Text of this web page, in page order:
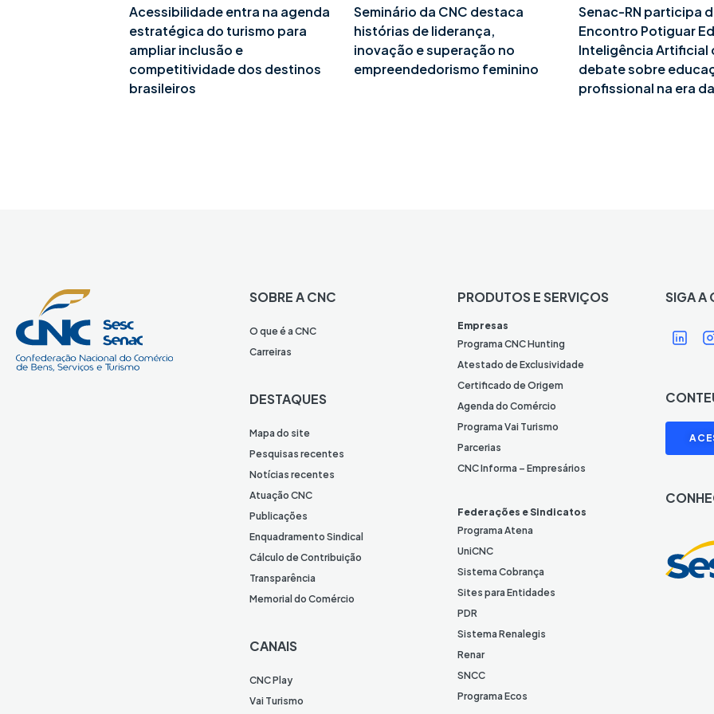
Acessibilidade entra na agenda
estratégica do turismo para
ampliar inclusão e
competitividade dos destinos
brasileiros
Seminário da CNC destaca
histórias de liderança,
inovação e superação no
empreendedorismo feminino
Senac-RN participa
Encontro Potiguar
Inteligência Artificial
debate sobre
profissional na era
SOBRE A CNC
O que é a CNC
Carreiras
DESTAQUES
Mapa do site
Pesquisas recentes
Notícias recentes
Atuação CNC
Publicações
Enquadramento Sindical
Cálculo de Contribuição
Transparência
Memorial do Comércio
CANAIS
CNC Play
Vai Turismo
PRODUTOS E SERVIÇOS
Empresas
Programa CNC Hunting
Atestado de Exclusividade
Certificado de Origem
Agenda do Comércio
Programa Vai Turismo
Parcerias
CNC Informa – Empresários
Federações e Sindicatos
Programa Atena
UniCNC
Sistema Cobrança
Sites para Entidades
PDR
Sistema Renalegis
Renar
SNCC
Programa Ecos
SIGA A
Í
c
n
e
L
i
k
e
I
n
Í
I